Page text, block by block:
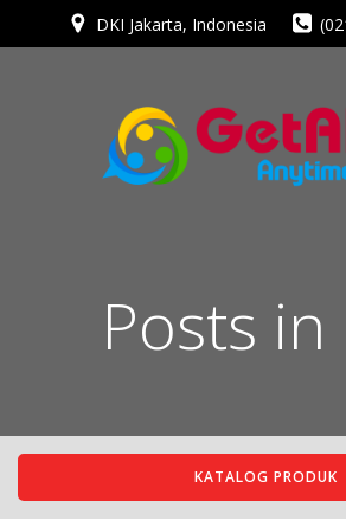
to
DKI Jakarta, Indonesia
Posts
KATALOG PRODUK